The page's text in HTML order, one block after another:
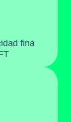
fina